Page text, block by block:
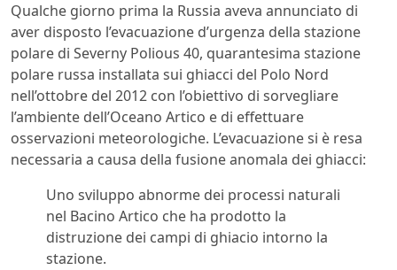
Qualche giorno prima la Russia aveva annunciato di
aver disposto l’evacuazione d’urgenza della stazione
polare di Severny Polious 40, quarantesima stazione
polare russa installata sui ghiacci del Polo Nord
nell’ottobre del 2012 con l’obiettivo di sorvegliare
l’ambiente dell’Oceano Artico e di effettuare
osservazioni meteorologiche. L’evacuazione si è resa
necessaria a causa della fusione anomala dei ghiacci:
Uno sviluppo abnorme dei processi naturali
nel Bacino Artico che ha prodotto la
distruzione dei campi di ghiacio intorno la
stazione.